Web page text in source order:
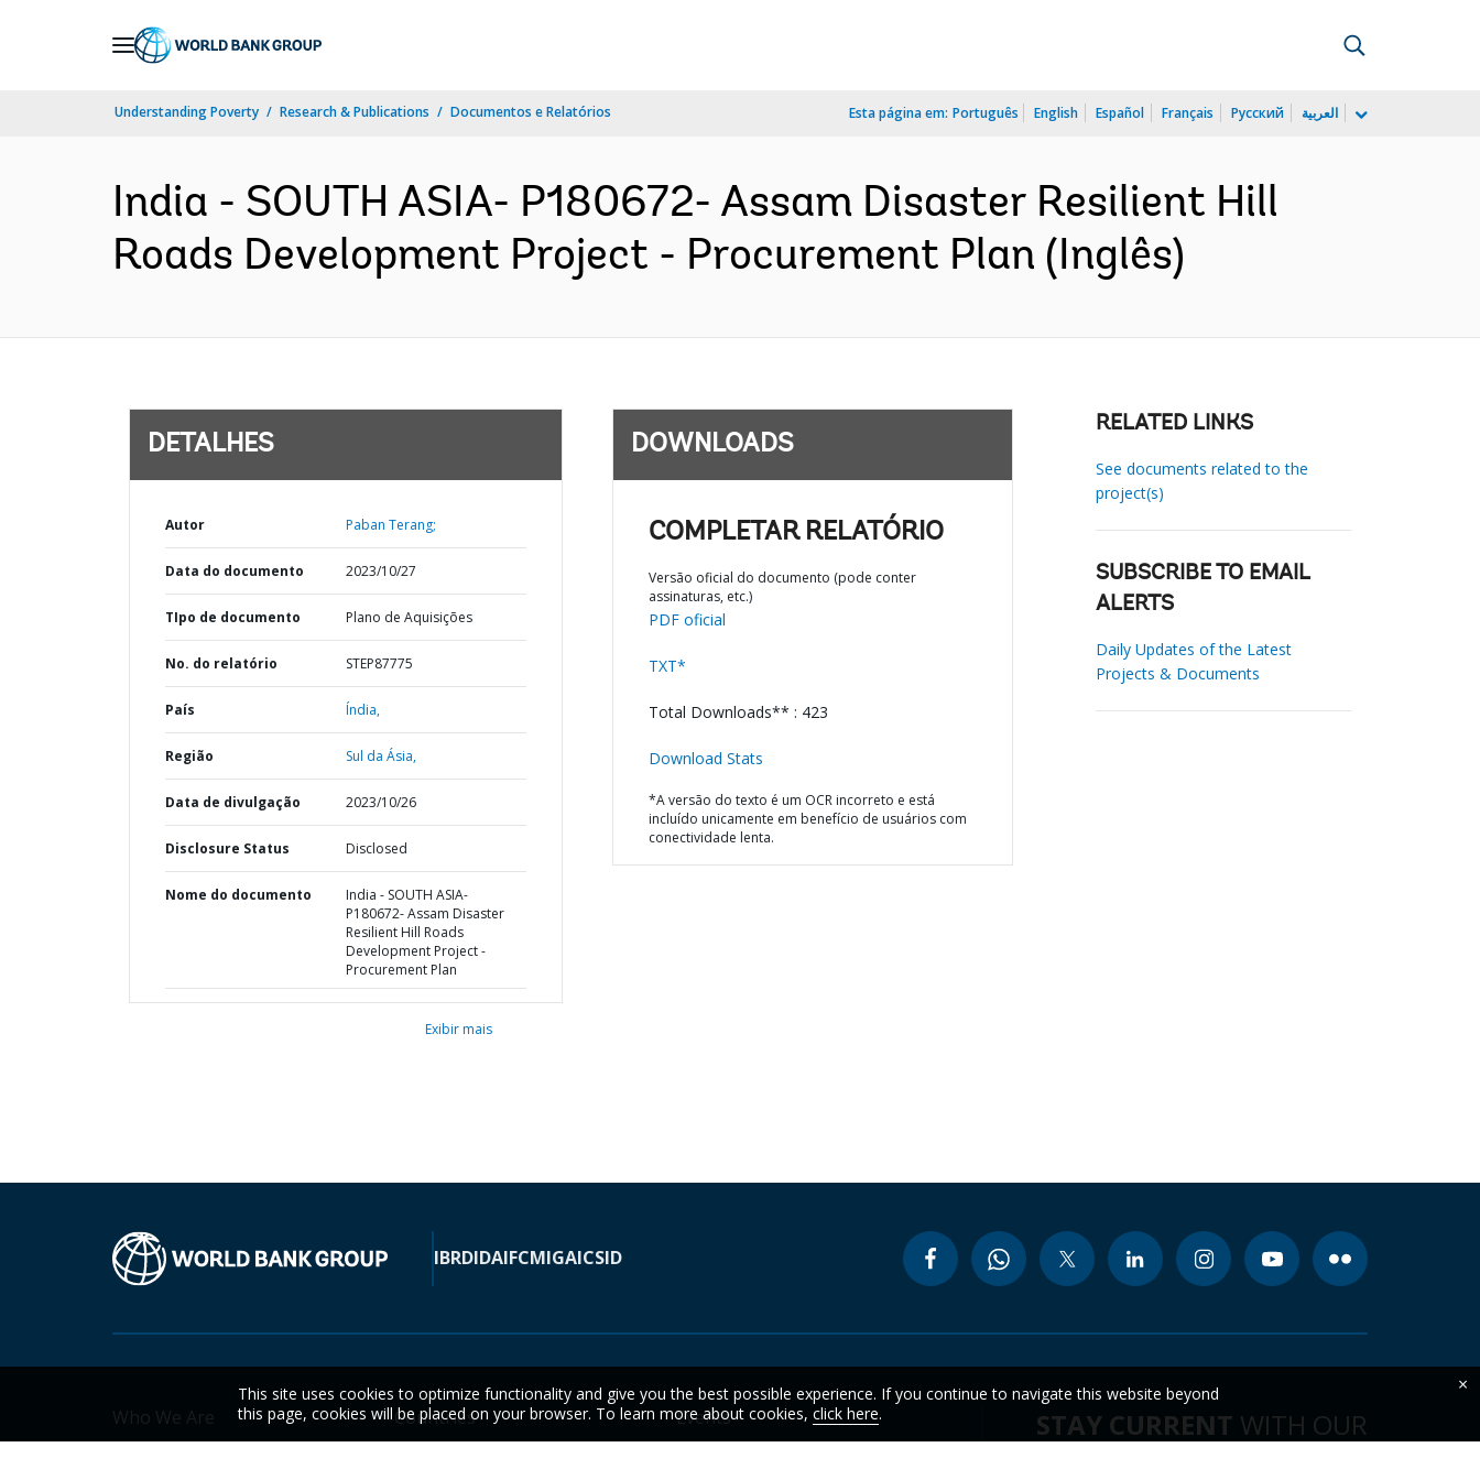
Understanding Poverty Research & Publications Documentos e Relatórios Esta página em: Português English Español Français Русский العربية
India - SOUTH ASIA- P180672- Assam Disaster Resilient Hill
Roads Development Project - Procurement Plan (Inglês)
DETALHES
Autor Paban Terang;
Data do documento 2023/10/27
TIpo de documento Plano de Aquisições
No. do relatório STEP87775
País Índia,
Região Sul da Ásia,
Data de divulgação 2023/10/26
Disclosure Status Disclosed
Nome do documento
India - SOUTH ASIA-
P180672- Assam Disaster
Resilient Hill Roads
Development Project -
Procurement Plan
Exibir mais
DOWNLOADS
COMPLETAR RELATÓRIO
Versão oficial do documento (pode conter
assinaturas, etc.)
PDF oficial
TXT*
Total Downloads** : 423
Download Stats
*A versão do texto é um OCR incorreto e está
incluído unicamente em benefício de usuários com
conectividade lenta.
RELATED LINKS
See documents related to the
project(s)
SUBSCRIBE TO EMAIL
ALERTS
Daily Updates of the Latest
Projects & Documents
IBRDIDAIFCMIGAICSID
Who We Are
Countries
Events
STAY CURRENT WITH OUR
This site uses cookies to optimize functionality and give you the best possible experience. If you continue to navigate this website beyond
this page, cookies will be placed on your browser. To learn more about cookies, click here.
×